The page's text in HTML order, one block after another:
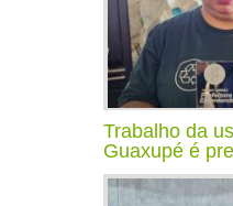
Trabalho da
Guaxupé é